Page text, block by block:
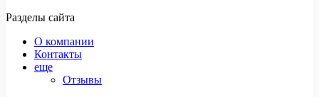
Разделы сайта
О компании
Контакты
еще
Отзывы